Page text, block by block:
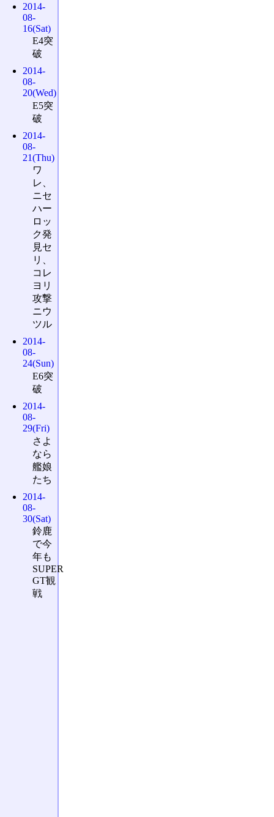
2014-
08-
16(Sat)
E4突
破
2014-
08-
20(Wed)
E5突
破
2014-
08-
21(Thu)
ワ
レ、
ニセ
ハー
ロッ
ク発
見セ
リ、
コレ
ヨリ
攻撃
ニウ
ツル
2014-
08-
24(Sun)
E6突
破
2014-
08-
29(Fri)
さよ
なら
艦娘
たち
2014-
08-
30(Sat)
鈴鹿
で今
年も
SUPER
GT観
戦